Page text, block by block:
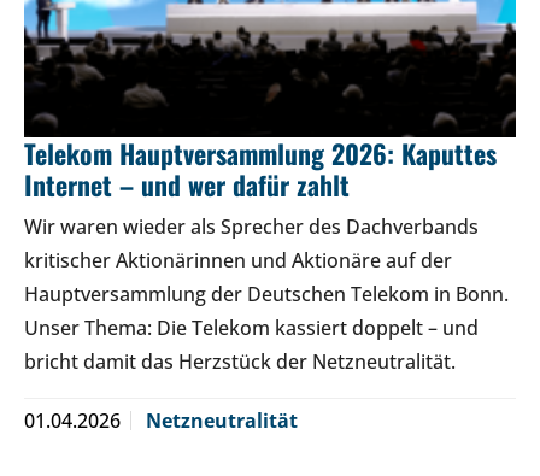
Telekom Hauptversammlung 2026: Kaputtes
Internet – und wer dafür zahlt
Wir waren wieder als Sprecher des Dachverbands
kritischer Aktionärinnen und Aktionäre auf der
Hauptversammlung der Deutschen Telekom in Bonn.
Unser Thema: Die Telekom kassiert doppelt – und
bricht damit das Herzstück der Netzneutralität.
01.04.2026 Netzneutralität